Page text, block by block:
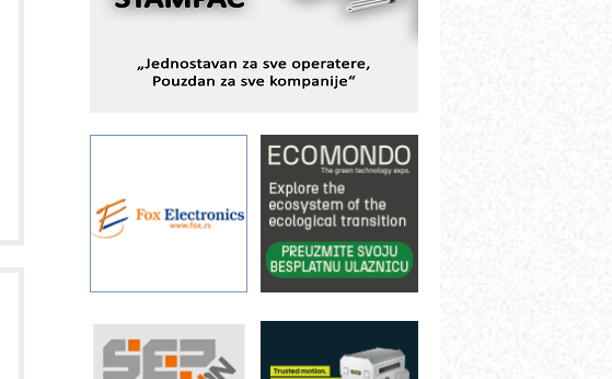
sistema
YAMADA pumpe – japanska
Filtration Group Industrial – Napredna
rešenja za filtraciju u hidrauličkim i
procesnim sistemima
Art Utopia Studio – vizuelne priče
industrije i biznisa
RILINEX kompanije Rittal
automatizaciju
Efikasno upravljanje energijom